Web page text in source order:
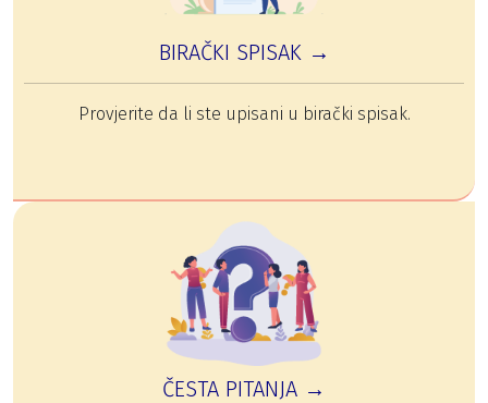
BIRAČKI SPISAK →
Provjerite da li ste upisani u birački spisak.
ČESTA PITANJA →